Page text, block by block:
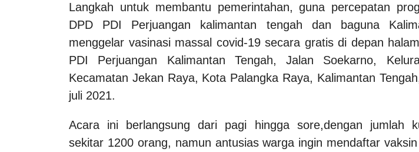
Langkah untuk membantu pemerintahan, guna percepatan
DPD PDI Perjuangan kalimantan tengah dan baguna
menggelar vasinasi massal covid-19 secara gratis di depan
PDI Perjuangan Kalimantan Tengah, Jalan Soekarno,
Kecamatan Jekan Raya, Kota Palangka Raya, Kalimantan
juli 2021.
Acara ini berlangsung dari pagi hingga sore,dengan jumlah
sekitar 1200 orang, namun antusias warga ingin mendaftar